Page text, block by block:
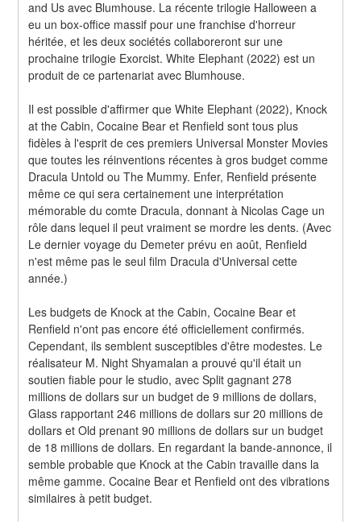
and Us avec Blumhouse. La récente trilogie Halloween a
eu un box-office massif pour une franchise d'horreur
héritée, et les deux sociétés collaboreront sur une
prochaine trilogie Exorcist. White Elephant (2022) est un
produit de ce partenariat avec Blumhouse.
Il est possible d'affirmer que White Elephant (2022), Knock
at the Cabin, Cocaine Bear et Renfield sont tous plus
fidèles à l'esprit de ces premiers Universal Monster Movies
que toutes les réinventions récentes à gros budget comme
Dracula Untold ou The Mummy. Enfer, Renfield présente
même ce qui sera certainement une interprétation
mémorable du comte Dracula, donnant à Nicolas Cage un
rôle dans lequel il peut vraiment se mordre les dents. (Avec
Le dernier voyage du Demeter prévu en août, Renfield
n'est même pas le seul film Dracula d'Universal cette
année.)
Les budgets de Knock at the Cabin, Cocaine Bear et
Renfield n'ont pas encore été officiellement confirmés.
Cependant, ils semblent susceptibles d'être modestes. Le
réalisateur M. Night Shyamalan a prouvé qu'il était un
soutien fiable pour le studio, avec Split gagnant 278
millions de dollars sur un budget de 9 millions de dollars,
Glass rapportant 246 millions de dollars sur 20 millions de
dollars et Old prenant 90 millions de dollars sur un budget
de 18 millions de dollars. En regardant la bande-annonce, il
semble probable que Knock at the Cabin travaille dans la
même gamme. Cocaine Bear et Renfield ont des vibrations
similaires à petit budget.